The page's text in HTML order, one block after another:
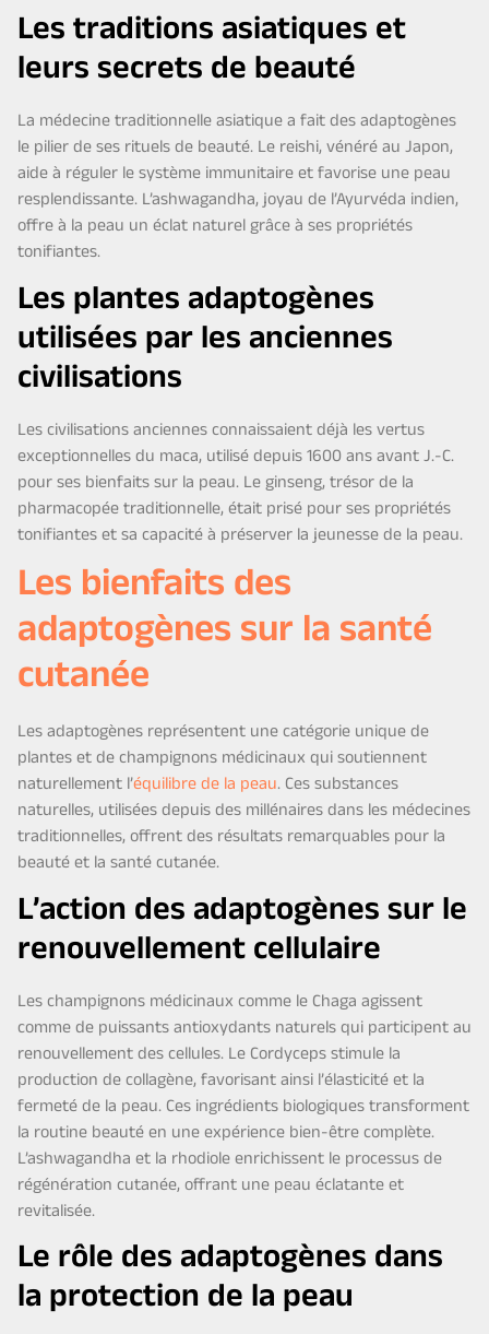
Les traditions asiatiques et
leurs secrets de beauté
La médecine traditionnelle asiatique a fait des adaptogènes
le pilier de ses rituels de beauté. Le reishi, vénéré au Japon,
aide à réguler le système immunitaire et favorise une peau
resplendissante. L’ashwagandha, joyau de l’Ayurvéda indien,
offre à la peau un éclat naturel grâce à ses propriétés
tonifiantes.
Les plantes adaptogènes
utilisées par les anciennes
civilisations
Les civilisations anciennes connaissaient déjà les vertus
exceptionnelles du maca, utilisé depuis 1600 ans avant J.-C.
pour ses bienfaits sur la peau. Le ginseng, trésor de la
pharmacopée traditionnelle, était prisé pour ses propriétés
tonifiantes et sa capacité à préserver la jeunesse de la peau.
Les bienfaits des
adaptogènes sur la santé
cutanée
Les adaptogènes représentent une catégorie unique de
plantes et de champignons médicinaux qui soutiennent
naturellement l’équilibre de la peau. Ces substances
naturelles, utilisées depuis des millénaires dans les médecines
traditionnelles, offrent des résultats remarquables pour la
beauté et la santé cutanée.
L’action des adaptogènes sur le
renouvellement cellulaire
Les champignons médicinaux comme le Chaga agissent
comme de puissants antioxydants naturels qui participent au
renouvellement des cellules. Le Cordyceps stimule la
production de collagène, favorisant ainsi l’élasticité et la
fermeté de la peau. Ces ingrédients biologiques transforment
la routine beauté en une expérience bien-être complète.
L’ashwagandha et la rhodiole enrichissent le processus de
régénération cutanée, offrant une peau éclatante et
revitalisée.
Le rôle des adaptogènes dans
la protection de la peau